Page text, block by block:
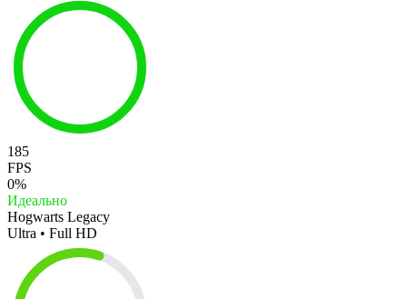
185
FPS
0%
Идеально
Hogwarts Legacy
Ultra • Full HD